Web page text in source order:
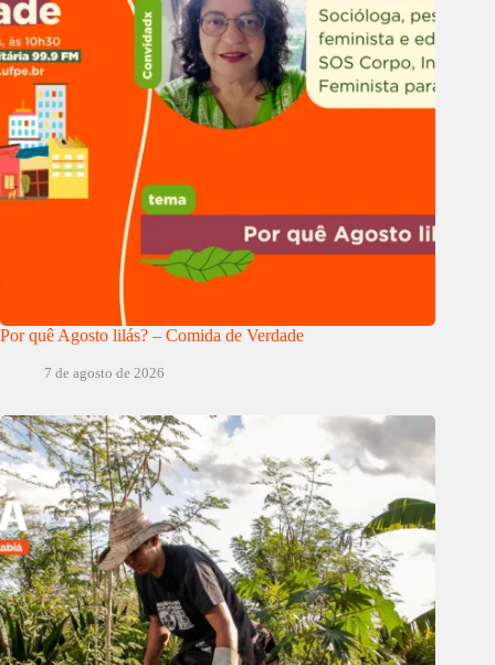
Por quê Agosto lilás? – Comida de Verdade
7 de agosto de 2026